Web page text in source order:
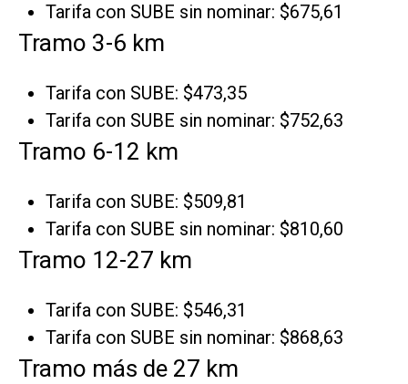
Tarifa con SUBE sin nominar: $675,61
Tramo 3-6 km
Tarifa con SUBE: $473,35
Tarifa con SUBE sin nominar: $752,63
Tramo 6-12 km
Tarifa con SUBE: $509,81
Tarifa con SUBE sin nominar: $810,60
Tramo 12-27 km
Tarifa con SUBE: $546,31
Tarifa con SUBE sin nominar: $868,63
Tramo más de 27 km